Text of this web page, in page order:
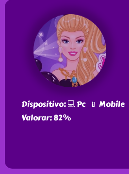
Dispositivo: 💻 Pc 📱 Mobile
Valorar: 82%